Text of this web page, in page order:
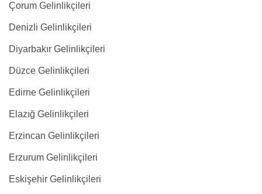
Çorum Gelinlikçileri
Denizli Gelinlikçileri
Diyarbakır Gelinlikçileri
Düzce Gelinlikçileri
Edirne Gelinlikçileri
Elazığ Gelinlikçileri
Erzincan Gelinlikçileri
Erzurum Gelinlikçileri
Eskişehir Gelinlikçileri